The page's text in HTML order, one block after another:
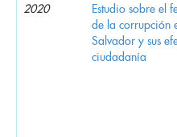
2020
Estudio sobre el
de la corrupción
Salvador y sus
ciudadanía